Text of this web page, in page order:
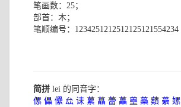
笔画数：25；
部首：木；
笔顺编号：1234251212512125121554234
简拼 lei 的同音字：
傫 儡 儽 厽 诔 蔂 蕌 蕾 藟 蘲 蘽 蘱 虆 嫘